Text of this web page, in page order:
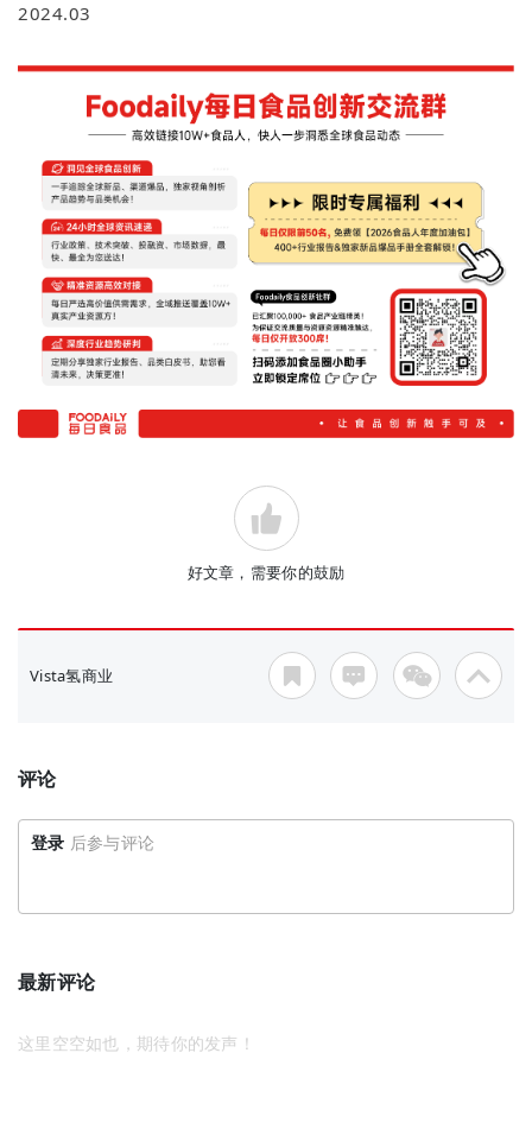
2024.03
好文章，需要你的鼓励
Vista氢商业
评论
登录 后参与评论
最新评论
这里空空如也，期待你的发声！